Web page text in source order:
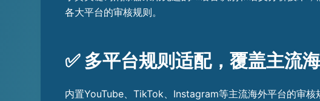
各大平台的审核规则。
✅ 多平台规则适配，覆盖主流
内置YouTube、TikTok、Instagram等主流海外平台的审